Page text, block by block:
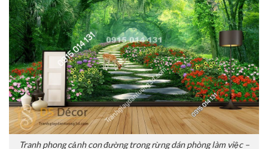
Tranh phong cảnh con đường trong rừng dán phòng làm việc –